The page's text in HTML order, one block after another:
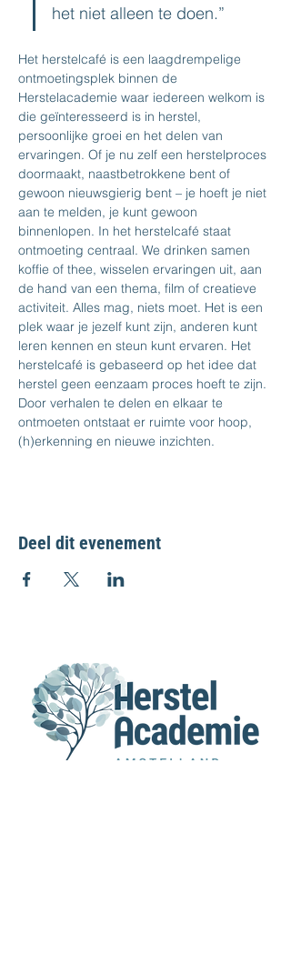
het niet alleen te doen.”
Het herstelcafé is een laagdrempelige
ontmoetingsplek binnen de
Herstelacademie waar iedereen welkom is
die geïnteresseerd is in herstel,
persoonlijke groei en het delen van
ervaringen. Of je nu zelf een herstelproces
doormaakt, naastbetrokkene bent of
gewoon nieuwsgierig bent – je hoeft je niet
aan te melden, je kunt gewoon
binnenlopen. In het herstelcafé staat
ontmoeting centraal. We drinken samen
koffie of thee, wisselen ervaringen uit, aan
de hand van een thema, film of creatieve
activiteit. Alles mag, niets moet. Het is een
plek waar je jezelf kunt zijn, anderen kunt
leren kennen en steun kunt ervaren. Het
herstelcafé is gebaseerd op het idee dat
herstel geen eenzaam proces hoeft te zijn.
Door verhalen te delen en elkaar te
ontmoeten ontstaat er ruimte voor hoop,
(h)erkenning en nieuwe inzichten.
Deel dit evenement